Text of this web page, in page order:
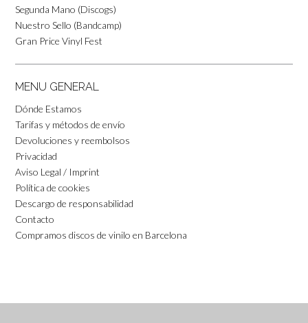
Segunda Mano (Discogs)
Nuestro Sello (Bandcamp)
Gran Price Vinyl Fest
MENU GENERAL
Dónde Estamos
Tarifas y métodos de envío
Devoluciones y reembolsos
Privacidad
Aviso Legal / Imprint
Política de cookies
Descargo de responsabilidad
Contacto
Compramos discos de vinilo en Barcelona